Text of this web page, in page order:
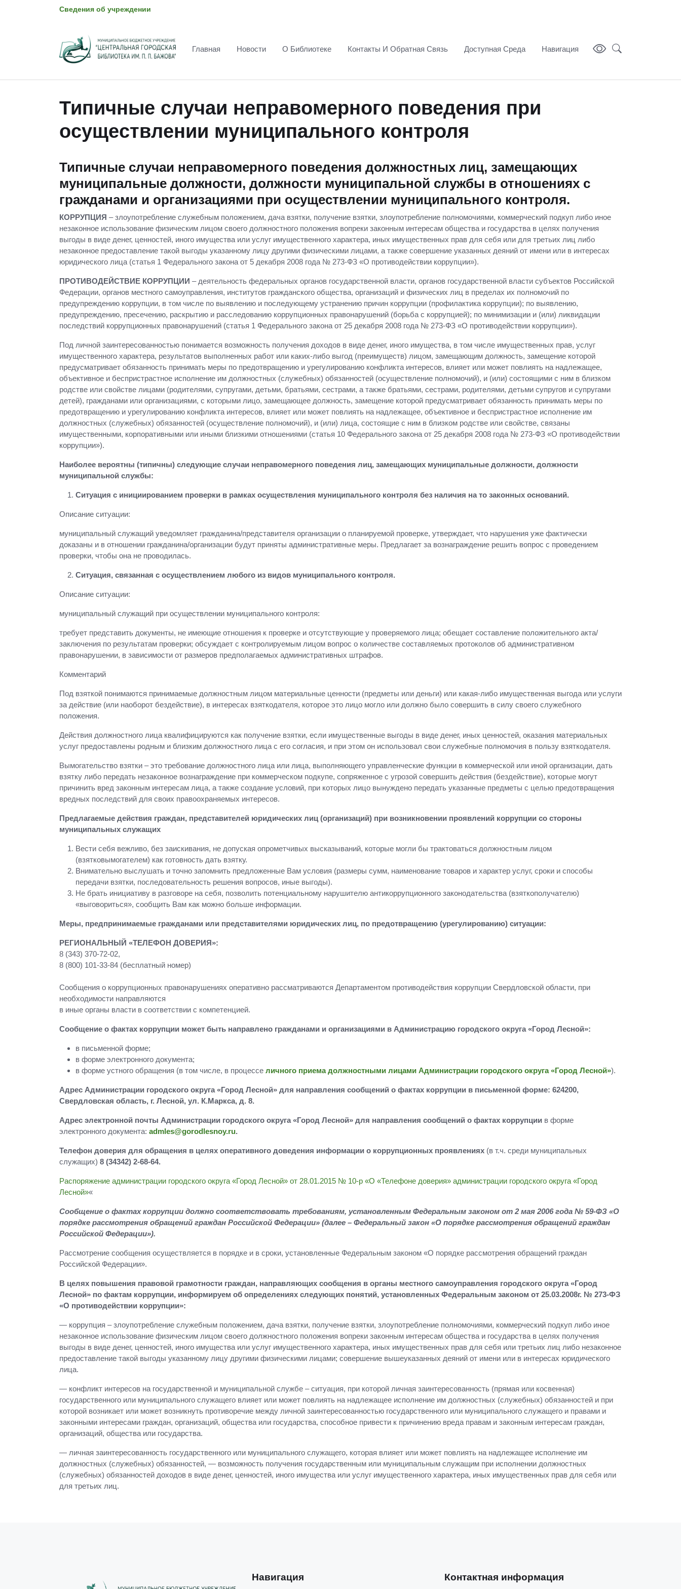
Сведения об учреждении
Главная Новости О Библиотеке Контакты И Обратная Связь Доступная Среда Навигация
Типичные случаи неправомерного поведения при
осуществлении муниципального контроля
Типичные случаи неправомерного поведения должностных лиц, замещающих
муниципальные должности, должности муниципальной службы в отношениях с
гражданами и организациями при осуществлении муниципального контроля.
КОРРУПЦИЯ – злоупотребление служебным положением, дача взятки, получение взятки, злоупотребление полномочиями, коммерческий подкуп либо иное
незаконное использование физическим лицом своего должностного положения вопреки законным интересам общества и государства в целях получения
выгоды в виде денег, ценностей, иного имущества или услуг имущественного характера, иных имущественных прав для себя или для третьих лиц либо
незаконное предоставление такой выгоды указанному лицу другими физическими лицами, а также совершение указанных деяний от имени или в интересах
юридического лица (статья 1 Федерального закона от 5 декабря 2008 года № 273-ФЗ «О противодействии коррупции»).
ПРОТИВОДЕЙСТВИЕ КОРРУПЦИИ – деятельность федеральных органов государственной власти, органов государственной власти субъектов Российской
Федерации, органов местного самоуправления, институтов гражданского общества, организаций и физических лиц в пределах их полномочий по
предупреждению коррупции, в том числе по выявлению и последующему устранению причин коррупции (профилактика коррупции); по выявлению,
предупреждению, пресечению, раскрытию и расследованию коррупционных правонарушений (борьба с коррупцией); по минимизации и (или) ликвидации
последствий коррупционных правонарушений (статья 1 Федерального закона от 25 декабря 2008 года № 273-ФЗ «О противодействии коррупции»).
Под личной заинтересованностью понимается возможность получения доходов в виде денег, иного имущества, в том числе имущественных прав, услуг
имущественного характера, результатов выполненных работ или каких-либо выгод (преимуществ) лицом, замещающим должность, замещение которой
предусматривает обязанность принимать меры по предотвращению и урегулированию конфликта интересов, влияет или может повлиять на надлежащее,
объективное и беспристрастное исполнение им должностных (служебных) обязанностей (осуществление полномочий), и (или) состоящими с ним в близком
родстве или свойстве лицами (родителями, супругами, детьми, братьями, сестрами, а также братьями, сестрами, родителями, детьми супругов и супругами
детей), гражданами или организациями, с которыми лицо, замещающее должность, замещение которой предусматривает обязанность принимать меры по
предотвращению и урегулированию конфликта интересов, влияет или может повлиять на надлежащее, объективное и беспристрастное исполнение им
должностных (служебных) обязанностей (осуществление полномочий), и (или) лица, состоящие с ним в близком родстве или свойстве, связаны
имущественными, корпоративными или иными близкими отношениями (статья 10 Федерального закона от 25 декабря 2008 года № 273-ФЗ «О противодействии
коррупции»).
Наиболее вероятны (типичны) следующие случаи неправомерного поведения лиц, замещающих муниципальные должности, должности
муниципальной службы:
Ситуация с инициированием проверки в рамках осуществления муниципального контроля без наличия на то законных оснований.
Описание ситуации:
муниципальный служащий уведомляет гражданина/представителя организации о планируемой проверке, утверждает, что нарушения уже фактически
доказаны и в отношении гражданина/организации будут приняты административные меры. Предлагает за вознаграждение решить вопрос с проведением
проверки, чтобы она не проводилась.
Ситуация, связанная с осуществлением любого из видов муниципального контроля.
Описание ситуации:
муниципальный служащий при осуществлении муниципального контроля:
требует представить документы, не имеющие отношения к проверке и отсутствующие у проверяемого лица; обещает составление положительного акта/
заключения по результатам проверки; обсуждает с контролируемым лицом вопрос о количестве составляемых протоколов об административном
правонарушении, в зависимости от размеров предполагаемых административных штрафов.
Комментарий
Под взяткой понимаются принимаемые должностным лицом материальные ценности (предметы или деньги) или какая-либо имущественная выгода или услуги
за действие (или наоборот бездействие), в интересах взяткодателя, которое это лицо могло или должно было совершить в силу своего служебного
положения.
Действия должностного лица квалифицируются как получение взятки, если имущественные выгоды в виде денег, иных ценностей, оказания материальных
услуг предоставлены родным и близким должностного лица с его согласия, и при этом он использовал свои служебные полномочия в пользу взяткодателя.
Вымогательство взятки – это требование должностного лица или лица, выполняющего управленческие функции в коммерческой или иной организации, дать
взятку либо передать незаконное вознаграждение при коммерческом подкупе, сопряженное с угрозой совершить действия (бездействие), которые могут
причинить вред законным интересам лица, а также создание условий, при которых лицо вынуждено передать указанные предметы с целью предотвращения
вредных последствий для своих правоохраняемых интересов.
Предлагаемые действия граждан, представителей юридических лиц (организаций) при возникновении проявлений коррупции со стороны
муниципальных служащих
Вести себя вежливо, без заискивания, не допуская опрометчивых высказываний, которые могли бы трактоваться должностным лицом
(взятковымогателем) как готовность дать взятку.
Внимательно выслушать и точно запомнить предложенные Вам условия (размеры сумм, наименование товаров и характер услуг, сроки и способы
передачи взятки, последовательность решения вопросов, иные выгоды).
Не брать инициативу в разговоре на себя, позволить потенциальному нарушителю антикоррупционного законодательства (взяткополучателю)
«выговориться», сообщить Вам как можно больше информации.
Меры, предпринимаемые гражданами или представителями юридических лиц, по предотвращению (урегулированию) ситуации:
РЕГИОНАЛЬНЫЙ «ТЕЛЕФОН ДОВЕРИЯ»:
8 (343) 370-72-02,
8 (800) 101-33-84 (бесплатный номер)
Сообщения о коррупционных правонарушениях оперативно рассматриваются Департаментом противодействия коррупции Свердловской области, при
необходимости направляются
в иные органы власти в соответствии с компетенцией.
Сообщение о фактах коррупции может быть направлено гражданами и организациями в Администрацию городского округа «Город Лесной»:
в письменной форме;
в форме электронного документа;
в форме устного обращения (в том числе, в процессе личного приема должностными лицами Администрации городского округа «Город Лесной»).
Адрес Администрации городского округа «Город Лесной» для направления сообщений о фактах коррупции в письменной форме: 624200,
Свердловская область, г. Лесной, ул. К.Маркса, д. 8.
Адрес электронной почты Администрации городского округа «Город Лесной» для направления сообщений о фактах коррупции в форме
электронного документа: admles@gorodlesnoy.ru.
Телефон доверия для обращения в целях оперативного доведения информации о коррупционных проявлениях (в т.ч. среди муниципальных
служащих) 8 (34342) 2-68-64.
Распоряжение администрации городского округа «Город Лесной» от 28.01.2015 № 10-р «О «Телефоне доверия» администрации городского округа «Город
Лесной»«
Сообщение о фактах коррупции должно соответствовать требованиям, установленным Федеральным законом от 2 мая 2006 года № 59-ФЗ «О
порядке рассмотрения обращений граждан Российской Федерации» (далее – Федеральный закон «О порядке рассмотрения обращений граждан
Российской Федерации»).
Рассмотрение сообщения осуществляется в порядке и в сроки, установленные Федеральным законом «О порядке рассмотрения обращений граждан
Российской Федерации».
В целях повышения правовой грамотности граждан, направляющих сообщения в органы местного самоуправления городского округа «Город
Лесной» по фактам коррупции, информируем об определениях следующих понятий, установленных Федеральным законом от 25.03.2008г. № 273-ФЗ
«О противодействии коррупции»:
— коррупция – злоупотребление служебным положением, дача взятки, получение взятки, злоупотребление полномочиями, коммерческий подкуп либо иное
незаконное использование физическим лицом своего должностного положения вопреки законным интересам общества и государства в целях получения
выгоды в виде денег, ценностей, иного имущества или услуг имущественного характера, иных имущественных прав для себя или третьих лиц либо незаконное
предоставление такой выгоды указанному лицу другими физическими лицами; совершение вышеуказанных деяний от имени или в интересах юридического
лица.
— конфликт интересов на государственной и муниципальной службе – ситуация, при которой личная заинтересованность (прямая или косвенная)
государственного или муниципального служащего влияет или может повлиять на надлежащее исполнение им должностных (служебных) обязанностей и при
которой возникает или может возникнуть противоречие между личной заинтересованностью государственного или муниципального служащего и правами и
законными интересами граждан, организаций, общества или государства, способное привести к причинению вреда правам и законным интересам граждан,
организаций, общества или государства.
— личная заинтересованность государственного или муниципального служащего, которая влияет или может повлиять на надлежащее исполнение им
должностных (служебных) обязанностей, — возможность получения государственным или муниципальным служащим при исполнении должностных
(служебных) обязанностей доходов в виде денег, ценностей, иного имущества или услуг имущественного характера, иных имущественных прав для себя или
для третьих лиц.
Навигация Контактная информация